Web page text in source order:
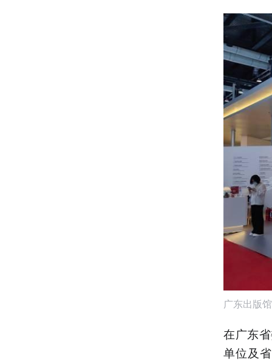
广东出版
在广东
单位及